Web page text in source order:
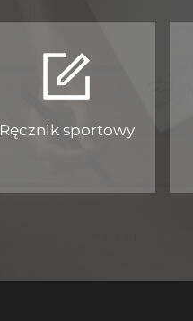
Ręcznik sportowy